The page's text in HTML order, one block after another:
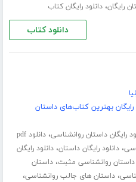
،دانلود رایگان کتاب
دانلود کتاب
رایگان بهترین کتاب‌های داستان
رایگان داستان روانشناسی،
دانلود pdf
،دانلود رایگان داستان،دانلود رایگان
داستان روانشناسی مثبت،داستان
،داستان های جالب روانشناسی،